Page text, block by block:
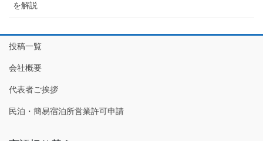
を解説
投稿一覧
会社概要
代表者ご挨拶
民泊・簡易宿泊所営業許可申請